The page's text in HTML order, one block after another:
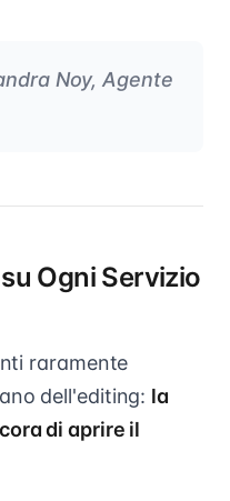
Noy, Agente
Ogni Servizio
raramente
dell'editing: la
di aprire il